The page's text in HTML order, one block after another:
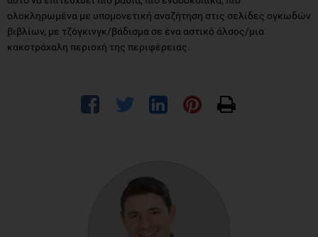
ολοκληρωμένα με υπομονετική αναζήτηση στις σελίδες ογκωδών
βιβλίων, με τζόγκινγκ/βάδισμα σε ένα αστικό άλσος/μια
κακοτράχαλη περιοχή της περιφέρειας.